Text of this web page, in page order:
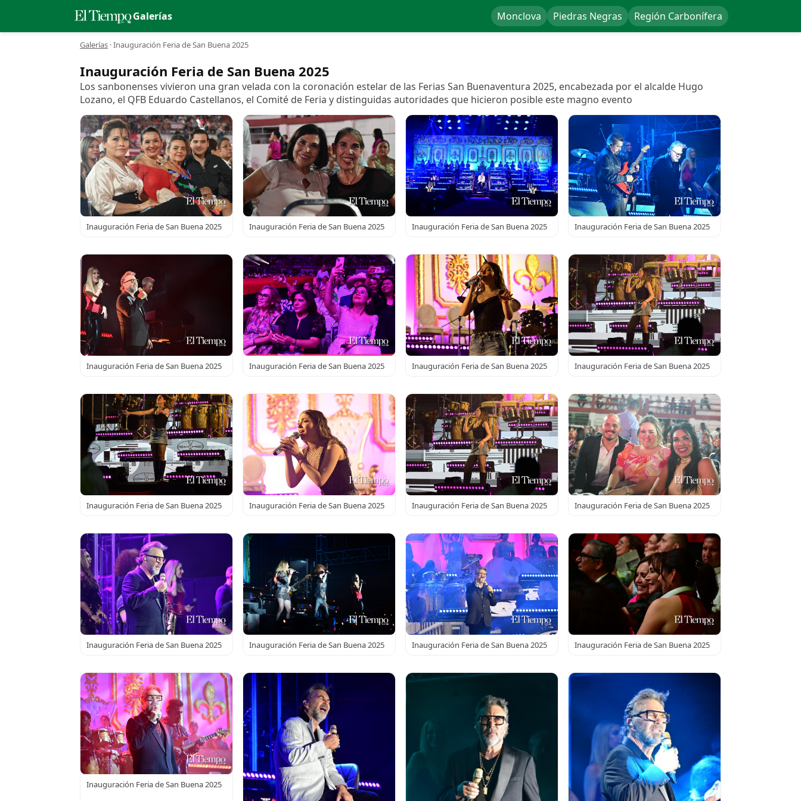
Galerías Monclova Piedras Negras Región Carbonífera
Galerías ·Inauguración Feria de San Buena 2025
Inauguración Feria de San Buena 2025
Los sanbonenses vivieron una gran velada con la coronación estelar de las Ferias San Buenaventura 2025, encabezada por el alcalde Hugo
Lozano, el QFB Eduardo Castellanos, el Comité de Feria y distinguidas autoridades que hicieron posible este magno evento
Inauguración Feria de San Buena 2025 Inauguración Feria de San Buena 2025 Inauguración Feria de San Buena 2025 Inauguración Feria de San Buena 2025
Inauguración Feria de San Buena 2025 Inauguración Feria de San Buena 2025 Inauguración Feria de San Buena 2025 Inauguración Feria de San Buena 2025
Inauguración Feria de San Buena 2025 Inauguración Feria de San Buena 2025 Inauguración Feria de San Buena 2025 Inauguración Feria de San Buena 2025
Inauguración Feria de San Buena 2025 Inauguración Feria de San Buena 2025 Inauguración Feria de San Buena 2025 Inauguración Feria de San Buena 2025
Inauguración Feria de San Buena 2025